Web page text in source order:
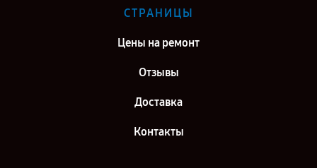
Ремонт телефона Vivo Y36 в г. Киров
СТРАНИЦЫ
Цены на ремонт
Отзывы
Доставка
Контакты